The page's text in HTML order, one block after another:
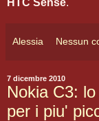
HTC Sense.
Alessia Nessun
7 dicembre 2010
Nokia C3:
per i piu'